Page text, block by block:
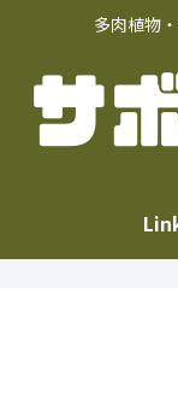
多肉植物